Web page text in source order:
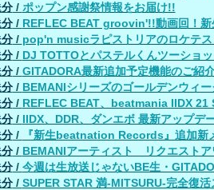
/ ポップン感謝祭情報をお届け!!
/ REFLEC BEAT groovin'!!動画回！
/ pop'n musicラピストリアのロケテ
/ DJ TOTTOとパステルくんツーショ
/ GITADORA最新追加予定機能のご紹
/ BEMANIシリーズのゴールデンウィー
/ REFLEC BEAT、beatmania IIDX 21
/ IIDX、DDR、ダンエボ 最新アップデ
/
『新生beatnation Records』追加新
/ BEMANIアーティスト リクエストア
/ 今週は生放送じゃないBE生・
/ SUPER STAR 満-MITSURU-完全復活